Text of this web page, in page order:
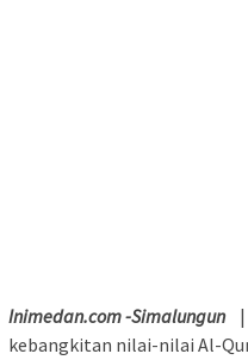
Inimedan.com -Simalungun|
kebangkitan nilai-nilai Al-